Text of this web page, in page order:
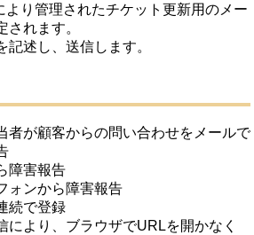
より管理されたチケット更新用のメー
されます。
記述し、送信します。
者が顧客からの問い合わせをメールで
障害報告
ォンから障害報告
続で登録
により、ブラウザでURLを開かなく